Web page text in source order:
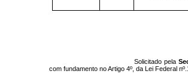
Solicitado pela
com fundamento no Artigo 4º, da Lei Federal